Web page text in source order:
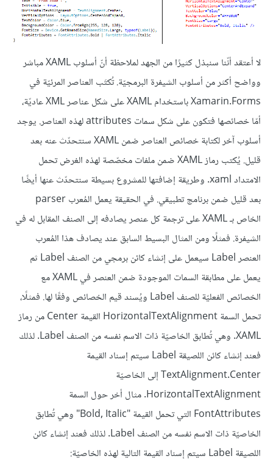
لا أعتقد أنّنا سنبذل كثيرًا من الجهد لملاحظة أنّ أسلوب XAML مباشر
وواضح أكثر من أسلوب الشيفرة البرمجيّة. تُكتَب العناصر المرئيّة في
Xamarin.Forms باستخدام XAML على شكل عناصر XML عاديّة،
أمّا خصائصها فتكون على شكل سمات attributes لهذه العناصر. يوجد
أسلوب آخر لكتابة خصائص العناصر ضمن XAML سنتحدّث عنه بعد
قليل. يُكتب رماز XAML ضمن ملفات مخصّصة لهذه الغرض تحمل
الامتداد xaml. وطريقة إضافتها للمشروع بسيطة سنتحدّث عنها أيضًا
بعد قليل ضمن برنامج تطبيقي. في الحقيقة يعمل المُعرب parser
الخاص بـ XAML على ترجمة كل عنصر يصادفه إلى الصنف المقابل له في
الشيفرة. فمثلًا ومن المثال البسيط السابق عند يصادف هذا المُعرب
العنصر Label سيعمل على إنشاء كائن برمجي من الصنف Label ثم
يعمل على مطابقة السمات الموجودة ضمن العنصر في XAML مع
الخصائص الفعليّة للصنف Label ويُسند قيم الخصائص وفقًا لها. فمثلًا،
تحمل السمة HorizontalTextAlignment القيمة Center من رماز
XAML. وهي تُطابق الخاصيّة ذات الاسم نفسه من الصنف Label. لذلك
فعند إنشاء كائن اللصيقة Label سيتم إسناد القيمة
TextAlignment.Center إلى الخاصيّة
HorizontalTextAlignment. مثال أخر حول السمة
FontAttributes التي تحمل القيمة "Bold, Italic" وهي تُطابق
الخاصيّة ذات الاسم نفسه من الصنف Label. لذلك فعند إنشاء كائن
اللصيقة Label سيتم إسناد القيمة التالية لهذه الخاصيّة: